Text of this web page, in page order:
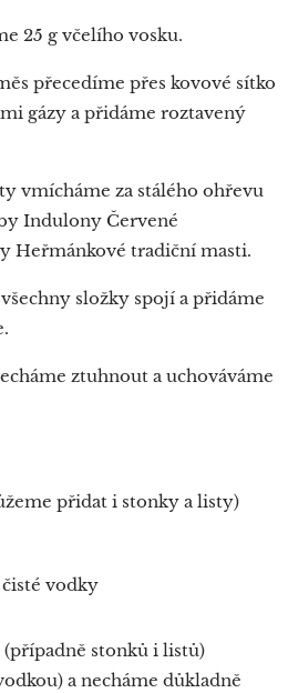
25 g včelího vosku.
přecedíme přes kovové sítko
gázy a přidáme roztavený
vmícháme za stálého ohřevu
Indulony Červené
Heřmánkové tradiční masti.
složky spojí a přidáme
ztuhnout a uchováváme
přidat i stonky a listy)
vodky
stonků i listů)
a necháme důkladně